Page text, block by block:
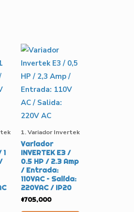
1
1. Variador Invertek
Variador
INVERTEK E3 /
0.5 HP / 2.3 Amp
/ Entrada:
110VAC – Salida:
220VAC / IP20
$705,000